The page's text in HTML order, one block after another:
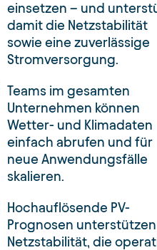
einsetzen – und
damit die Netzstabilität
sowie eine zuverlässige
Stromversorgung.
Teams im gesamten
Unternehmen können
Wetter- und Klimadaten
einfach abrufen und für
neue Anwendungsfälle
skalieren.
Hochauflösende PV-
Prognosen
Netzstabilität, die